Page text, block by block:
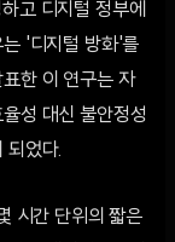
고 디지털 정부에
'디지털 방화'를
한 이 연구는 자
성 대신 불안정성
되었다.
시간 단위의 짧은